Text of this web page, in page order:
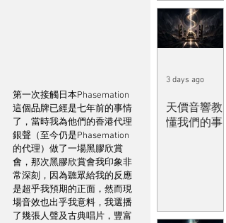
第一次接觸日本Phasemation
這個品牌已經是七年前的事情
了，當時我為他們的香港代理
銀聲（至今仍是Phasemation
的代理）做了一場黑膠欣賞
會，那次黑膠欣賞會我印象非
常深刻，因為聽眾給我的反應
是超乎我預期的正面，然而現
場音效也出乎我意料，我選播
了幾張人聲及古典唱片，豐富
天價音響教
懂我們的事
3 days ago